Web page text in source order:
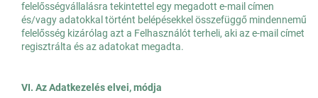
felelősségvállalásra tekintettel egy megadott e-mail címen
és/vagy adatokkal történt belépésekkel összefüggő mindennemű
felelősség kizárólag azt a Felhasználót terheli, aki az e-mail címet
regisztrálta és az adatokat megadta.
VI. Az Adatkezelés elvei, módja